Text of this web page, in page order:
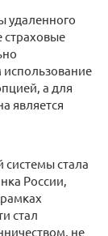
удаленного
страховые
а для
является
стала
России,
стал
не